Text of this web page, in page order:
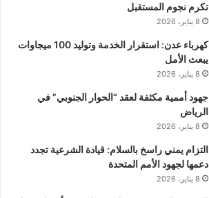
تكرم نجوم المستقبل
8 يناير، 2026
كهرباء عدن: استقرار الخدمة وتوليد 100 ميجاوات
يبعث الأمل
8 يناير، 2026
جهود أممية مكثفة لعقد “الحوار الجنوبي” في
الرياض
8 يناير، 2026
التزام يمني راسخ بالسلام: قيادة الشرعية تجدد
دعمها لجهود الأمم المتحدة
8 يناير، 2026